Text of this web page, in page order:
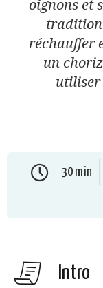
oignons et
réchauffer
un
utiliser
30 min
Intro